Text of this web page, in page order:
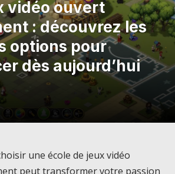
vidéo ouvert
: découvrez les
options pour
dès aujourd’hui
une école de jeux vidéo
peut transformer votre passion